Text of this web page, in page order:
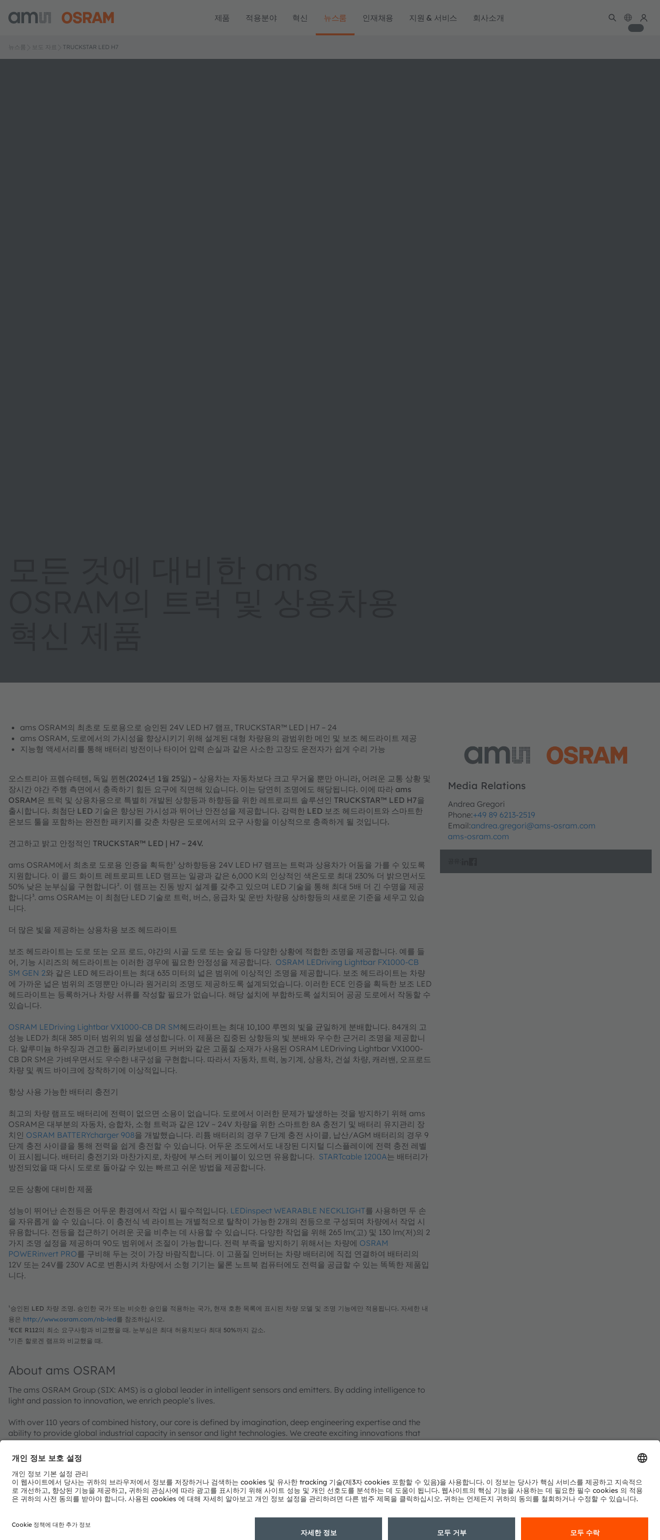
제품 적용분야 혁신 뉴스룸 인재채용 지원 & 서비스 회사소개
뉴스룸 보도 자료 TRUCKSTAR LED H7
ams OSRAM의 최초로 도로용으로 승인된 24V LED H7 램프, TRUCKSTAR™ LED | H7 – 24
ams OSRAM, 도로에서의 가시성을 향상시키기 위해 설계된 대형 차량용의 광범위한 메인 및 보조 헤드라이트 제공
지능형 액세서리를 통해 배터리 방전이나 타이어 압력 손실과 같은 사소한 고장도 운전자가 쉽게 수리 가능
오스트리아 프렘슈테텐, 독일 뮌헨(2024년 1월 25일) – 상용차는 자동차보다 크고 무거울 뿐만 아니라, 어려운 교통 상황 및
장시간 야간 주행 측면에서 충족하기 힘든 요구에 직면해 있습니다. 이는 당연히 조명에도 해당됩니다. 이에 따라 ams
OSRAM은 트럭 및 상용차용으로 특별히 개발된 상향등과 하향등을 위한 레트로피트 솔루션인 TRUCKSTAR™ LED H7을
출시합니다. 최첨단 LED 기술은 향상된 가시성과 뛰어난 안전성을 제공합니다. 강력한 LED 보조 헤드라이트와 스마트한
온보드 툴을 포함하는 완전한 패키지를 갖춘 차량은 도로에서의 요구 사항을 이상적으로 충족하게 될 것입니다.
견고하고 밝고 안정적인 TRUCKSTAR™ LED | H7 – 24V.
ams OSRAM에서 최초로 도로용 인증을 획득한¹ 상하향등용 24V LED H7 램프는 트럭과 상용차가 어둠을 가를 수 있도록
지원합니다. 이 콜드 화이트 레트로피트 LED 램프는 일광과 같은 6,000 K의 인상적인 색온도로 최대 230% 더 밝으면서도
50% 낮은 눈부심을 구현합니다². 이 램프는 진동 방지 설계를 갖추고 있으며 LED 기술을 통해 최대 5배 더 긴 수명을 제공
합니다³. ams OSRAM는 이 최첨단 LED 기술로 트럭, 버스, 응급차 및 운반 차량용 상하향등의 새로운 기준을 세우고 있습
니다.
더 많은 빛을 제공하는 상용차용 보조 헤드라이트
보조 헤드라이트는 도로 또는 오프 로드, 야간의 시골 도로 또는 숲길 등 다양한 상황에 적합한 조명을 제공합니다. 예를 들
어, 기능 시리즈의 헤드라이트는 이러한 경우에 필요한 안정성을 제공합니다. ​​​​​​​ OSRAM LEDriving Lightbar FX1000-CB
SM GEN 2와 같은 LED 헤드라이트는 최대 635 미터의 넓은 범위에 이상적인 조명을 제공합니다. 보조 헤드라이트는 차량
에 가까운 넓은 범위의 조명뿐만 아니라 원거리의 조명도 제공하도록 설계되었습니다. 이러한 ECE 인증을 획득한 보조 LED
헤드라이트는 등록하거나 차량 서류를 작성할 필요가 없습니다. 해당 설치에 부합하도록 설치되어 공공 도로에서 작동할 수
있습니다.
OSRAM LEDriving Lightbar VX1000-CB DR SM헤드라이트는 최대 10,100 루멘의 빛을 균일하게 분배합니다. 84개의 고
성능 LED가 최대 385 미터 범위의 빔을 생성합니다. 이 제품은 집중된 상향등의 빛 분배와 우수한 근거리 조명을 제공합니
다. 알루미늄 하우징과 견고한 폴리카보네이트 커버와 같은 고품질 소재가 사용된 OSRAM LEDriving Lightbar VX1000-
CB DR SM은 가벼우면서도 우수한 내구성을 구현합니다. 따라서 자동차, 트럭, 농기계, 상용차, 건설 차량, 캐러밴, 오프로드
차량 및 쿼드 바이크에 장착하기에 이상적입니다.
항상 사용 가능한 배터리 충전기
최고의 차량 램프도 배터리에 전력이 없으면 소용이 없습니다. 도로에서 이러한 문제가 발생하는 것을 방지하기 위해 ams
OSRAM은 대부분의 자동차, 승합차, 소형 트럭과 같은 12V ~ 24V 차량을 위한 스마트한 8A 충전기 및 배터리 유지관리 장
치인​​​​​​​ OSRAM BATTERYcharger 908을 개발했습니다. 리튬 배터리의 경우 7 단계 충전 사이클, 납산/AGM 배터리의 경우 9
단계 충전 사이클을 통해 전력을 쉽게 충전할 수 있습니다. 어두운 조도에서도 내장된 디지털 디스플레이에 전력 충전 레벨
이 표시됩니다. 배터리 충전기와 마찬가지로, 차량에 부스터 케이블이 있으면 유용합니다. STARTcable 1200A는 배터리가
방전되었을 때 다시 도로로 돌아갈 수 있는 빠르고 쉬운 방법을 제공합니다.
모든 상황에 대비한 제품
성능이 뛰어난 손전등은 어두운 환경에서 작업 시 필수적입니다. LEDinspect WEARABLE NECKLIGHT를 사용하면 두 손
을 자유롭게 쓸 수 있습니다. 이 충전식 넥 라이트는 개별적으로 탈착이 가능한 2개의 전등으로 구성되며 차량에서 작업 시
유용합니다. 전등을 접근하기 어려운 곳을 비추는 데 사용할 수 있습니다. 다양한 작업을 위해 265 lm(고) 및 130 lm(저)의 2
가지 조명 설정을 제공하며 90도 범위에서 조절이 가능합니다. 전력 부족을 방지하기 위해서는 차량에 OSRAM
POWERinvert PRO를 구비해 두는 것이 가장 바람직합니다. 이 고품질 인버터는 차량 배터리에 직접 연결하여 배터리의
12V 또는 24V를 230V AC로 변환시켜 차량에서 소형 기기는 물론 노트북 컴퓨터에도 전력을 공급할 수 있는 똑똑한 제품입
니다.
¹승인된 LED 차량 조명. 승인한 국가 또는 비슷한 승인을 적용하는 국가, 현재 호환 목록에 표시된 차량 모델 및 조명 기능에만 적용됩니다. 자세한 내
용은​​​​​​​ http://www.osram.com/nb-led를 참조하십시오.
²ECE R112의 최소 요구사항과 비교했을 때. 눈부심은 최대 허용치보다 최대 50%까지 감소.
³기존 할로겐 램프와 비교했을 때.
About ams OSRAM
The ams OSRAM Group (SIX: AMS) is a global leader in intelligent sensors and emitters. By adding intelligence to
light and passion to innovation, we enrich people’s lives.
With over 110 years of combined history, our core is defined by imagination, deep engineering expertise and the
ability to provide global industrial capacity in sensor and light technologies. We create exciting innovations that
edge and drive innovation that meaningfully improves the quality of life in terms of health, safety and
convenience, while reducing impact on the environment.
Our around 20,000 employees worldwide focus on innovation across sensing, illumination and visualization to
make journeys safer, medical diagnosis more accurate and daily moments in communication a richer experience.
applied. Headquartered in Premstaetten/Graz (Austria) with a co-headquarters in Munich (Germany), the group
achieved over EUR 4.8 billion revenues in 2022 and is listed as ams-OSRAM AG on the SIX Swiss Exchange (ISIN:
Media Relations
Andrea Gregori
Phone:+49 89 6213-2519
Email:andrea.gregori@ams-osram.com
ams-osram.com